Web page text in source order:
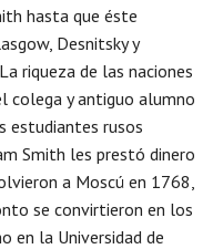
hasta que éste
Desnitsky y
riqueza de las naciones
colega y antiguo alumno
estudiantes rusos
Smith les prestó dinero
a Moscú en 1768,
se convirtieron en los
en la Universidad de